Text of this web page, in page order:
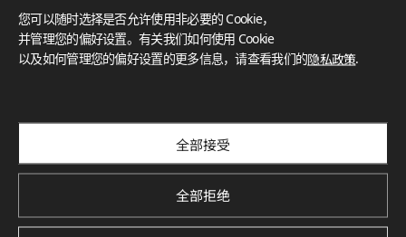
What These Certifications Mean
灵感画廊
您可以随时选择是否允许使用非必要的 Cookie，
并管理您的偏好设置。有关我们如何使用 Cookie
以及如何管理您的偏好设置的更多信息，请查看我们的隐私政策.
全部接受
全部拒绝